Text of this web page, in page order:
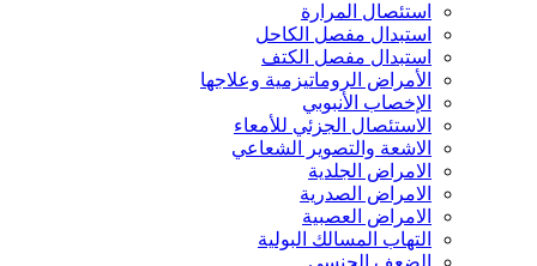
استئصال المرارة
استبدال مفصل الكاحل
استبدال مفصل الكتف
الأمراض الروماتيزمية وعلاجها
الإخصاب الأنبوبي
الاستئصال الجزئي للأمعاء
الاشعة والتصوير الشعاعي
الامراض الجلدية
الامراض الصدرية
الامراض العصبية
التهاب المسالك البولية
الضعف الجنسي